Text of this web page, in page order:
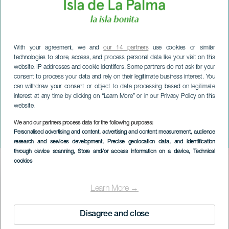
With your agreement, we andour 14 partnersuse cookies or similar
technologies to store, access, and process personal data like your visit on this
website, IP addresses and cookie identifiers. Some partners do not ask for your
consent to process your data and rely on their legitimate business interest. You
can withdraw your consent or object to data processing based on legitimate
interest at any time by clicking on “Learn More” or in our Privacy Policy on this
website.
We and our partners process data for the following purposes:
Personalised advertising and content, advertising and content measurement, audience
research and services development, Precise geolocation data, and identification
through device scanning, Store and/or access information on a device, Technical
cookies
Learn More →
Disagree and close
Julekorset Villa de Mazo
LA PALMA
Imagen